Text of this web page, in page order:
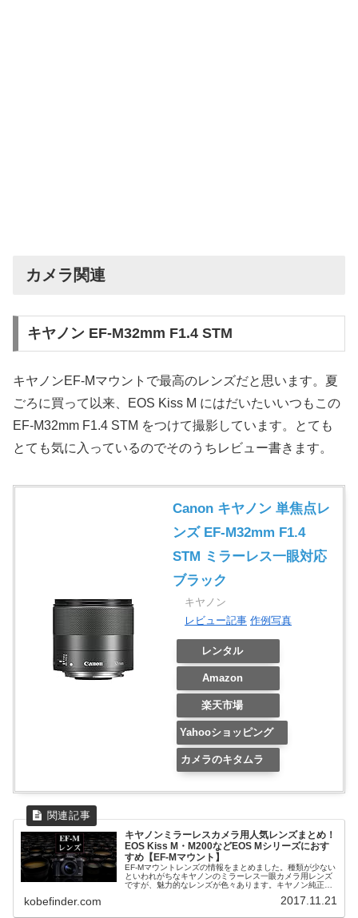
カメラ関連
キヤノン EF-M32mm F1.4 STM
キヤノンEF-Mマウントで最高のレンズだと思います。夏
ごろに買って以来、EOS Kiss M にはだいたいいつもこの
EF-M32mm F1.4 STM をつけて撮影しています。とても
とても気に入っているのでそのうちレビュー書きます。
Canon キヤノン 単焦点レ
ンズ EF-M32mm F1.4
STM ミラーレス一眼対応
ブラック
キヤノン
レビュー記事 作例写真
レンタル
Amazon
楽天市場
Yahooショッピング
カメラのキタムラ
キヤノンミラーレスカメラ用人気レンズまとめ！
EOS Kiss M・M200などEOS Mシリーズにおす
すめ【EF-Mマウント】
EF-Mマウントレンズの情報をまとめました。種類が少ない
といわれがちなキヤノンのミラーレス一眼カメラ用レンズ
ですが、魅力的なレンズが色々あります。キヤノン純正以
kobefinder.com 2017.11.21